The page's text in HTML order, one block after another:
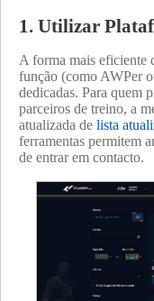
1. Utilizar
A forma mais eficiente
função (como AWPer
dedicadas. Para quem
parceiros de treino, a
atualizada de lista
ferramentas permitem
de entrar em contacto.